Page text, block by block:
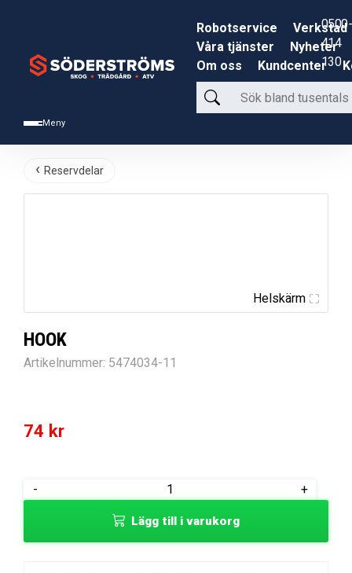
Meny
Robotservice
Verkstad
Våra tjänster
Nyheter
Om oss
Kundcenter
Sök
bland
produkter
0500-
414
130
Reservdelar
Helskärm
HOOK
Artikelnummer: 5474034-11
74 kr
-
HOOK
+
Lägg till i varukorg